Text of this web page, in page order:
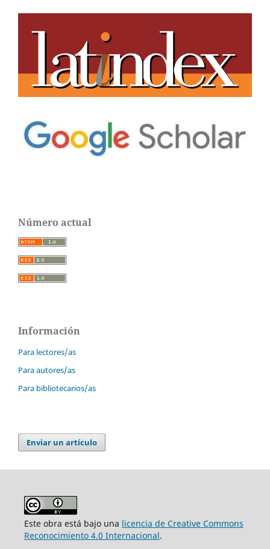
Número actual
Información
Para lectores/as
Para autores/as
Para bibliotecarios/as
Enviar un artículo
Este obra está bajo una licencia de Creative Commons
Reconocimiento 4.0 Internacional.